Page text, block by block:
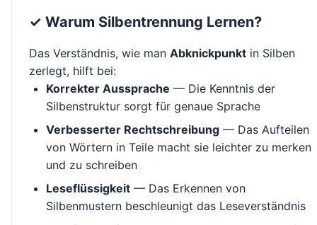
✓ Warum Silbentrennung Lernen?
Das Verständnis, wie man Abknickpunkt in Silben
zerlegt, hilft bei:
Korrekter Aussprache — Die Kenntnis der
Silbenstruktur sorgt für genaue Sprache
Verbesserter Rechtschreibung — Das Aufteilen
von Wörtern in Teile macht sie leichter zu merken
und zu schreiben
Leseflüssigkeit — Das Erkennen von
Silbenmustern beschleunigt das Leseverständnis